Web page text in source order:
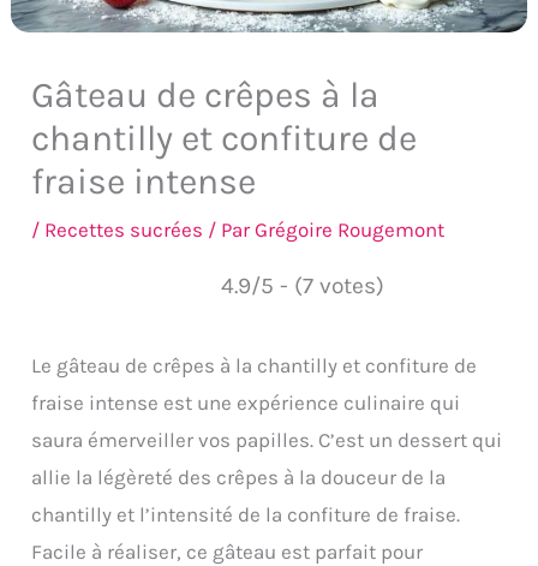
Gâteau de crêpes à la
chantilly et confiture de
fraise intense
/ Recettes sucrées / ParGrégoire Rougemont
4.9/5 - (7 votes)
Le gâteau de crêpes à la chantilly et confiture de
fraise intense est une expérience culinaire qui
saura émerveiller vos papilles. C’est un dessert qui
allie la légèreté des crêpes à la douceur de la
chantilly et l’intensité de la confiture de fraise.
Facile à réaliser, ce gâteau est parfait pour